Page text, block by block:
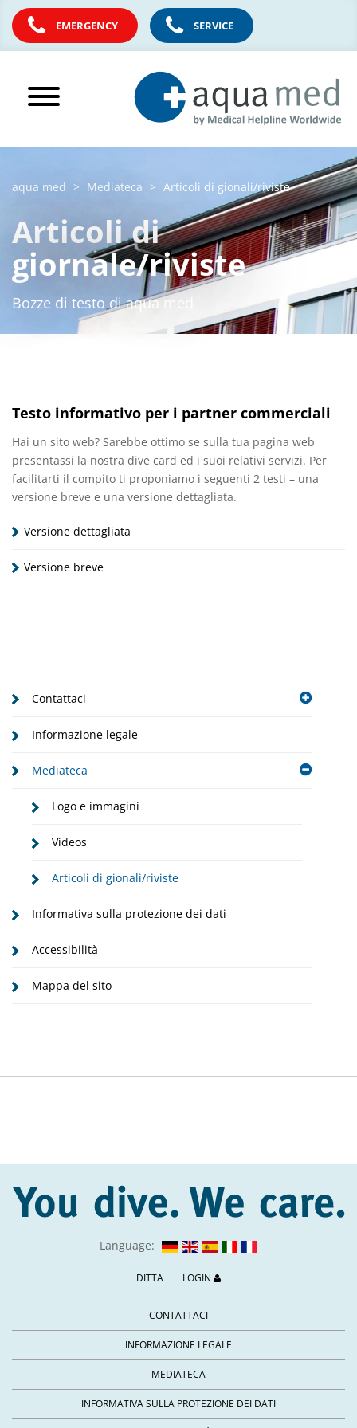
EMERGENCY SERVICE
aqua med Mediateca Articoli di gionali/riviste
Articoli di
giornale/riviste
Bozze di testo di aqua med
Testo informativo per i partner commerciali
Hai un sito web? Sarebbe ottimo se sulla tua pagina web
presentassi la nostra dive card ed i suoi relativi servizi. Per
facilitarti il compito ti proponiamo i seguenti 2 testi – una
versione breve e una versione dettagliata.
Versione dettagliata
Versione breve
Contattaci
Informazione legale
Mediateca
Logo e immagini
Videos
Articoli di gionali/riviste
Informativa sulla protezione dei dati
Accessibilità
Mappa del sito
Language:
DITTA LOGIN
CONTATTACI
INFORMAZIONE LEGALE
MEDIATECA
INFORMATIVA SULLA PROTEZIONE DEI DATI